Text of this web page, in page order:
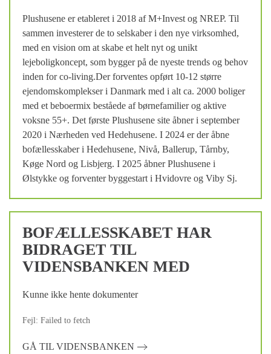
Plushusene er etableret i 2018 af M+Invest og NREP. Til
sammen investerer de to selskaber i den nye virksomhed,
med en vision om at skabe et helt nyt og unikt
lejeboligkoncept, som bygger på de nyeste trends og behov
inden for co-living.Der forventes opført 10-12 større
ejendomskomplekser i Danmark med i alt ca. 2000 boliger
med et beboermix beståede af børnefamilier og aktive
voksne 55+. Det første Plushusene site åbner i september
2020 i Nærheden ved Hedehusene. I 2024 er der åbne
bofællesskaber i Hedehusene, Nivå, Ballerup, Tårnby,
Køge Nord og Lisbjerg. I 2025 åbner Plushusene i
Ølstykke og forventer byggestart i Hvidovre og Viby Sj.
BOFÆLLESSKABET HAR
BIDRAGET TIL
VIDENSBANKEN MED
Kunne ikke hente dokumenter
Fejl: Failed to fetch
GÅ TIL VIDENSBANKEN